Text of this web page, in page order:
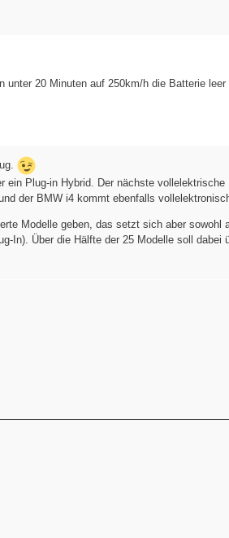
unter 20 Minuten auf 250km/h die Batterie
ein Plug-in Hybrid. Der nächste
der BMW i4 kommt ebenfalls
Modelle geben, das setzt sich aber sowohl
In). Über die Hälfte der 25 Modelle soll dabei